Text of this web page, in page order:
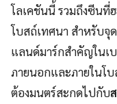
โลเคชันนี้ รวมถึงซีนที่
โบสถ์เทศนา สำหรับจุ
แลนด์มาร์กสำคัญในเ
ภายนอกและภายในโ
ต้องมนตร์สะกดไปกับ